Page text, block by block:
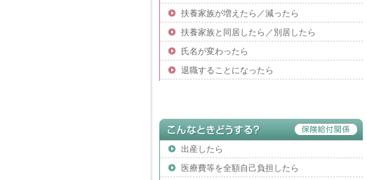
2025.11.14 マイナ保険証をお持ちでない方へ資格
「きらりＷＥＢ」№８２掲載のお知らせ
2025年12月2日以降は、健康保険証が使
2025.10.15 ｢私たちをもっと守る､マイナ保険証～
2025.10.07 マイナ保険証の利用登録状況が確認でき
2025.09.25 19歳以上23歳未満の被扶養者に係る認
2025.09.12 2025年秋ウォーキングラリー開催のご案
2025.09.01 「きらりＷＥＢ」№８０掲載のお知らせ
2025.08.22 被扶養者調査(検認)の実施について
扶養家族が増えたら／減ったら
扶養家族と同居したら／別居したら
氏名が変わったら
退職することになったら
出産したら
医療費等を全額自己負担したら